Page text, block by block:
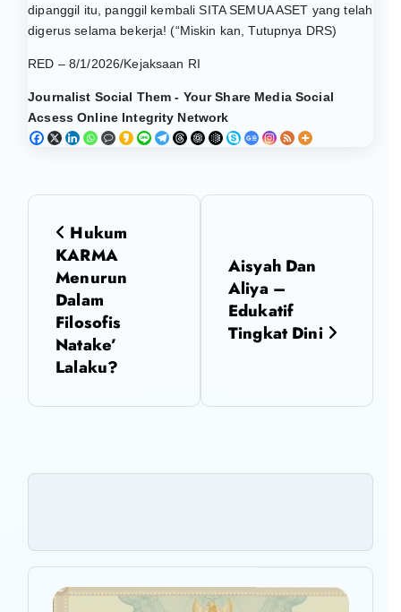
dipanggil itu, panggil kembali SITA SEMUA ASET yang telah
digerus selama bekerja! (“Miskin kan, Tutupnya DRS)
RED – 8/1/2026/Kejaksaan RI
Journalist Social Them - Your Share Media Social
Acsess Online Integrity Network
N
g
s
p
Hukum
KARMA
Menurun
Dalam
Filosofis
Natake’
Lalaku?
Aisyah Dan
Aliya –
Edukatif
Tingkat Dini